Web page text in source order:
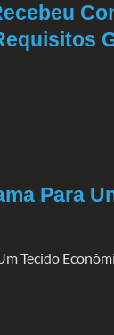
Para
Tecido